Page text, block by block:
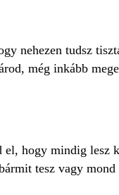
nehezen tudsz
még inkább
el, hogy mindig
tesz vagy mond